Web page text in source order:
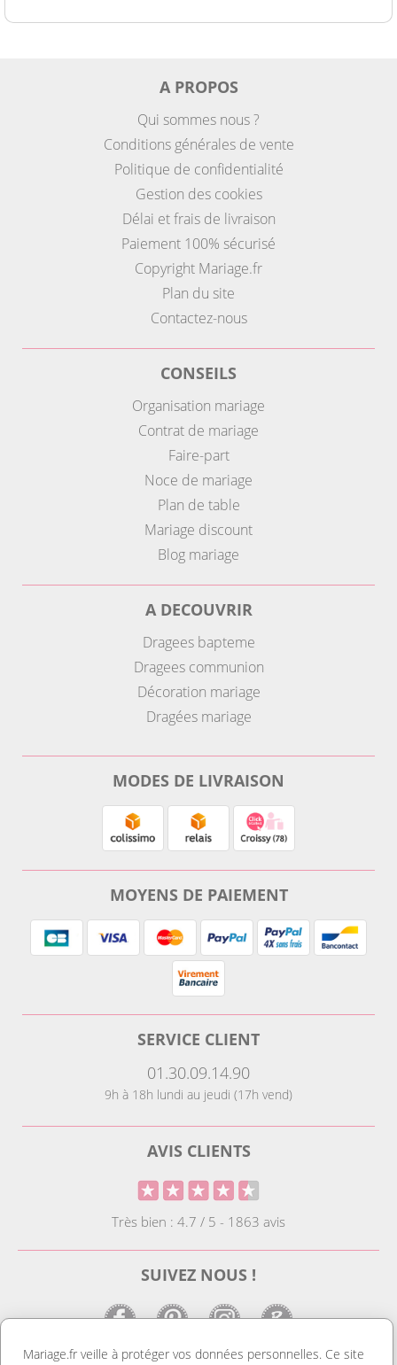
A PROPOS
Qui sommes nous ?
Conditions générales de vente
Politique de confidentialité
Gestion des cookies
Délai et frais de livraison
Paiement 100% sécurisé
Copyright Mariage.fr
Plan du site
Contactez-nous
CONSEILS
Organisation mariage
Contrat de mariage
Faire-part
Noce de mariage
Plan de table
Mariage discount
Blog mariage
A DECOUVRIR
Dragees bapteme
Dragees communion
Décoration mariage
Dragées mariage
MODES DE LIVRAISON
MOYENS DE PAIEMENT
SERVICE CLIENT
01.30.09.14.90
9h à 18h lundi au jeudi (17h vend)
AVIS CLIENTS
Très bien : 4.7 / 5 - 1863 avis
SUIVEZ NOUS !
Mariage.fr veille à protéger vos données personnelles. Ce site